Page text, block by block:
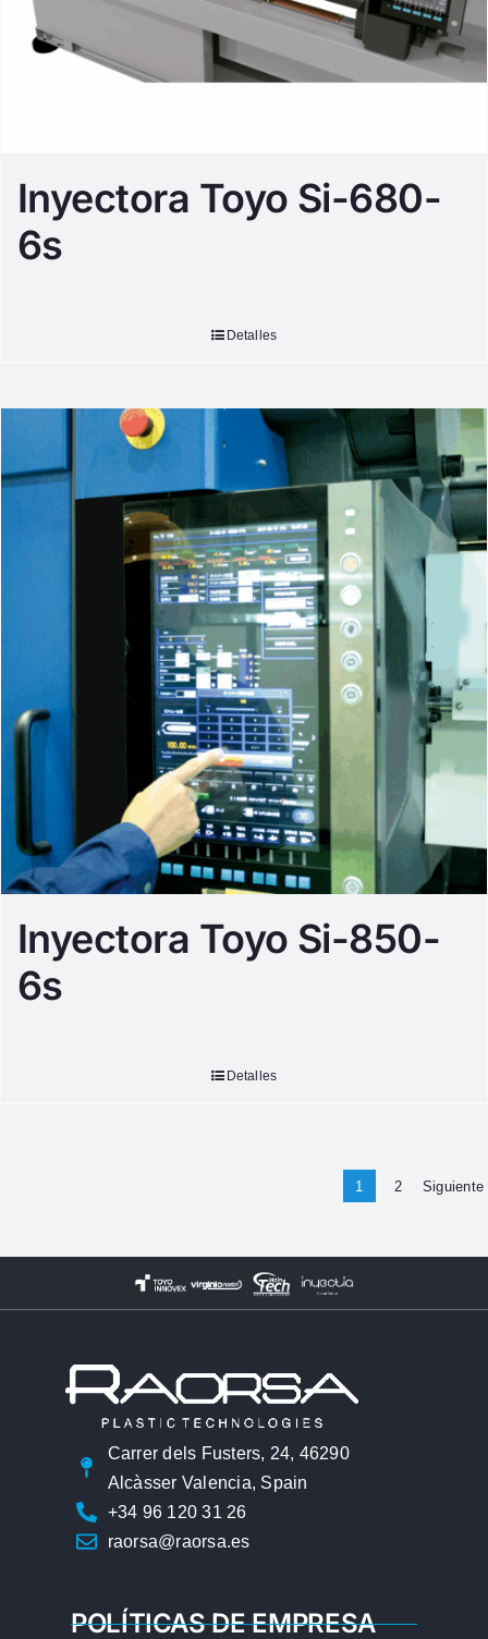
Inyectora Toyo Si-680-
6s
Detalles
Inyectora Toyo Si-850-
6s
Detalles
1 2 Siguiente
Carrer dels Fusters, 24, 46290
Alcàsser Valencia, Spain
+34 96 120 31 26
raorsa@raorsa.es
POLÍTICAS DE EMPRESA